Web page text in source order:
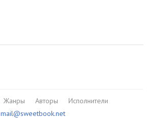
Жанры Авторы
Исполнители
mail@sweetbook.net